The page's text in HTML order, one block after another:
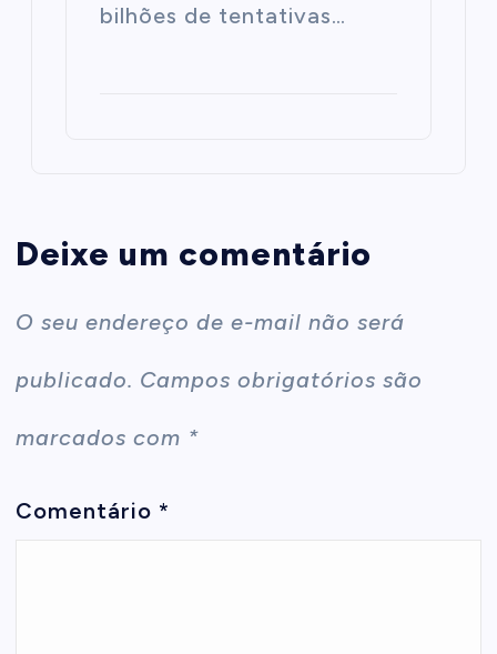
bilhões de tentativas…
Deixe um comentário
O seu endereço de e-mail não será
publicado. Campos obrigatórios são
marcados com *
Comentário *